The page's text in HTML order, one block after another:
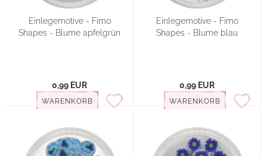
Einlegemotive - Fimo
Shapes - Blume apfelgrün
0,99 EUR
WARENKORB
Einlegemotive - Fimo
Shapes - Blume blau
0,99 EUR
WARENKORB